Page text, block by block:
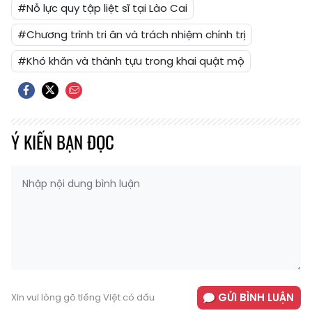
#Nỗ lực quy tập liệt sĩ tại Lào Cai
#Chương trình tri ân và trách nhiệm chính trị
#Khó khăn và thành tựu trong khai quật mộ
Ý KIẾN BẠN ĐỌC
Xin vui lòng gõ tiếng Việt có dấu GỬI BÌNH LUẬN